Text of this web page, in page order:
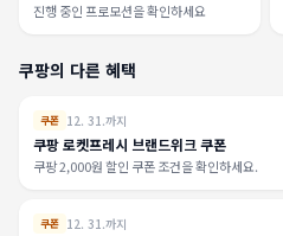
진행 중인 프로모션을 확인하세요
쿠팡의 다른 혜택
쿠폰 12. 31.까지
쿠팡 로켓프레시 브랜드위크 쿠폰
쿠팡 2,000원 할인 쿠폰 조건을 확인하세요.
쿠폰 12. 31.까지